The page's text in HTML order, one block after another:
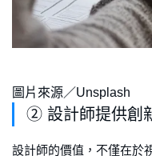
圖片來源／Unsplash
② 設計師提供創
設計師的價值，不僅在於